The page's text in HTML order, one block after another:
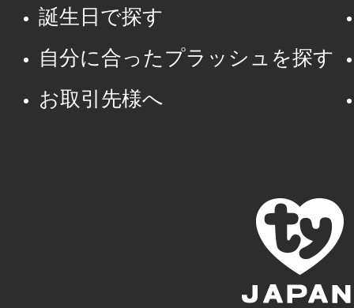
誕生日で探す
自分に合ったプラッシュを探す
お取引先様へ